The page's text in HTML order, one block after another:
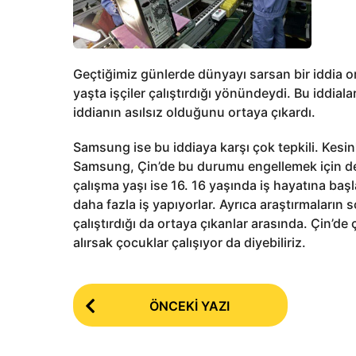
Geçtiğimiz günlerde dünyayı sarsan bir iddia
yaşta işçiler çalıştırdığı yönündeydi. Bu
iddianın asılsız olduğunu ortaya çıkardı.
Samsung ise bu iddiaya karşı çok tepkili.
Samsung, Çin’de bu durumu engellemek için
çalışma yaşı ise 16. 16 yaşında iş hayatına
daha fazla iş yapıyorlar. Ayrıca
çalıştırdığı da ortaya çıkanlar arasında.
alırsak çocuklar çalışıyor da diyebiliriz.
P
o
ÖNCEKI YAZI